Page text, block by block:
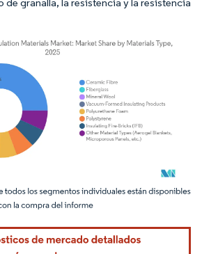
El uso requiere atribución según CC BY 4.0.